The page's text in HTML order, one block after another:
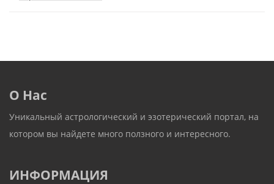
О Нас
Уникальный астрологический и эзотерический портал, на
котором вы найдете много ползного и интересного.
ИНФОРМАЦИЯ